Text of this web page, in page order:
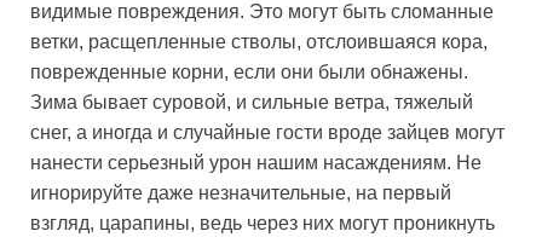
видимые повреждения. Это могут быть сломанные
ветки, расщепленные стволы, отслоившаяся кора,
поврежденные корни, если они были обнажены.
Зима бывает суровой, и сильные ветра, тяжелый
снег, а иногда и случайные гости вроде зайцев могут
нанести серьезный урон нашим насаждениям. Не
игнорируйте даже незначительные, на первый
взгляд, царапины, ведь через них могут проникнуть